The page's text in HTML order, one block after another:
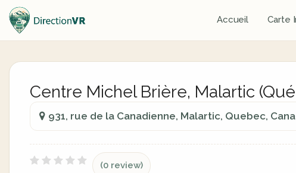
Accueil Carte
Centre Michel Brière, Malartic
931, rue de la Canadienne, Malartic, Quebec,
(0 review)